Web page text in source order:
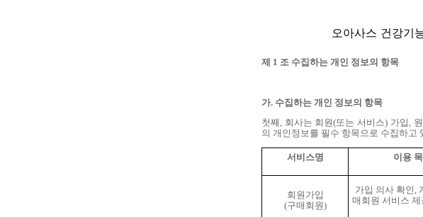
오아사스 건강기
제 1 조 수집하는 개인 정보의 항목
가. 수집하는 개인 정보의 항목
첫째
회사는 회원(또는 서비스) 가입
의 개인정보를 필수 항목으로 수집하고
서비스명 이용
회원가입
(구매회원)
가입 의사 확인 ,
매회원 서비스 제